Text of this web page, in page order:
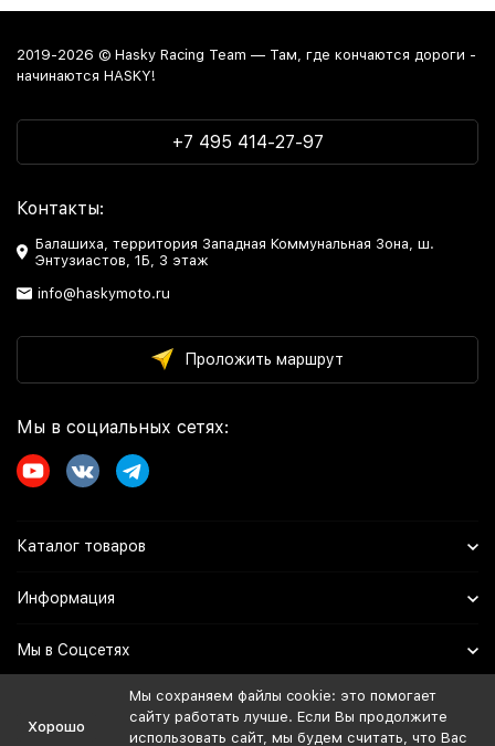
2019-2026 © Hasky Racing Team — Там, где кончаются дороги -
начинаются HASKY!
+7 495 414-27-97
Контакты:
Балашиха, территория Западная Коммунальная Зона, ш.
Энтузиастов, 1Б, 3 этаж
info@haskymoto.ru
Проложить маршрут
Мы в социальных сетях:
Каталог товаров
Информация
Мы в Соцсетях
Политика персональных данных
Хорошо
Мы сохраняем файлы cookie: это помогает
сайту работать лучше. Если Вы продолжите
использовать сайт, мы будем считать, что Вас